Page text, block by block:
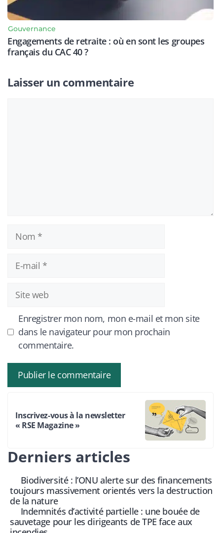
Gouvernance
Engagements de retraite : où en sont les groupes
français du CAC 40 ?
Laisser un commentaire
Nom
mail
Site
web
Enregistrer mon nom, mon e-mail et mon site
dans le navigateur pour mon prochain
commentaire.
Inscrivez-vous à la newsletter
« RSE Magazine »
Derniers articles
Biodiversité : l’ONU alerte sur des financements
toujours massivement orientés vers la destruction
de la nature
Indemnités d’activité partielle : une bouée de
sauvetage pour les dirigeants de TPE face aux